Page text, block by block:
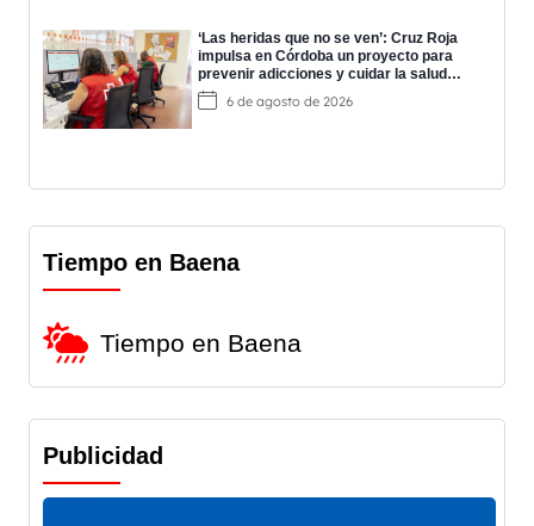
‘Las heridas que no se ven’: Cruz Roja
impulsa en Córdoba un proyecto para
prevenir adicciones y cuidar la salud
mental
6 de agosto de 2026
Tiempo en Baena
Tiempo en Baena
Publicidad